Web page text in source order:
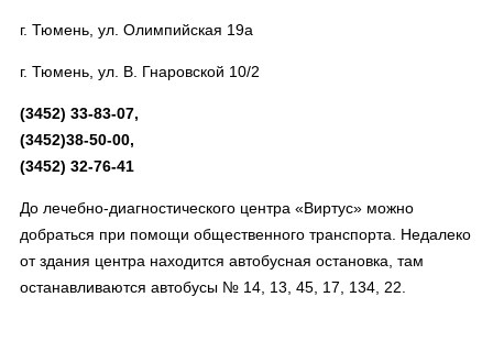
г. Тюмень, ул. Олимпийская 19а
г. Тюмень, ул. В. Гнаровской 10/2
(3452) 33-83-07,
(3452)38-50-00,
(3452) 32-76-41
До лечебно-диагностического центра «Виртус» можно
добраться при помощи общественного транспорта. Недалеко
от здания центра находится автобусная остановка, там
останавливаются автобусы № 14, 13, 45, 17, 134, 22.